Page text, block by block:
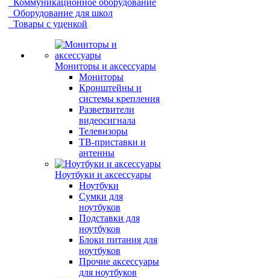
Коммуникационное оборудование
Оборудование для школ
Товары с уценкой
Мониторы и аксессуары
Мониторы
Кронштейны и
системы крепления
Разветвители
видеосигнала
Телевизоры
ТВ-приставки и
антенны
Ноутбуки и аксессуары
Ноутбуки
Сумки для
ноутбуков
Подставки для
ноутбуков
Блоки питания для
ноутбуков
Прочие аксессуары
для ноутбуков